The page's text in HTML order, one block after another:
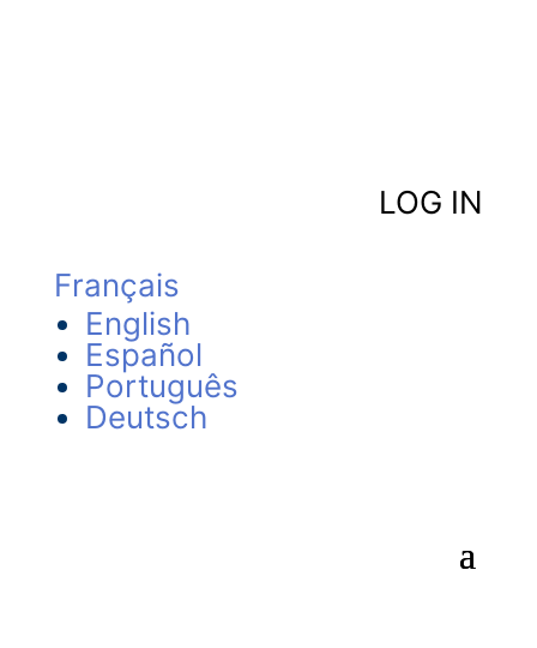
LOG IN
Français
English
Español
Português
Deutsch